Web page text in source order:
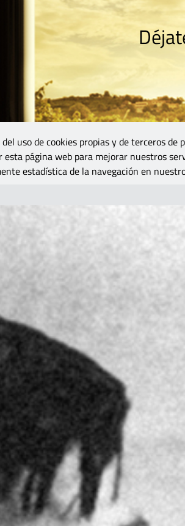
uso de cookies propias y de terceros de
esta página web para mejorar nuestros
estadística de la navegación en